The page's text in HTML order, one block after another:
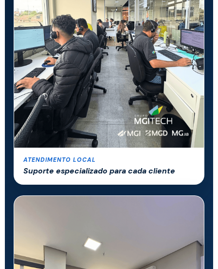
ATENDIMENTO LOCAL
Suporte especializado para cada cliente